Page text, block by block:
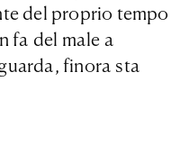
del proprio tempo
fa del male a
finora sta